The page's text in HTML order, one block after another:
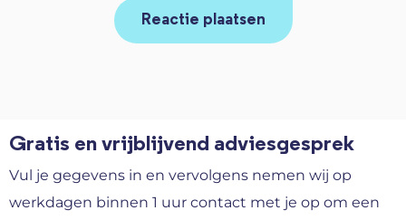
Gratis en vrijblijvend adviesgesprek
Vul je gegevens in en vervolgens nemen wij op
werkdagen binnen 1 uur contact met je op om een